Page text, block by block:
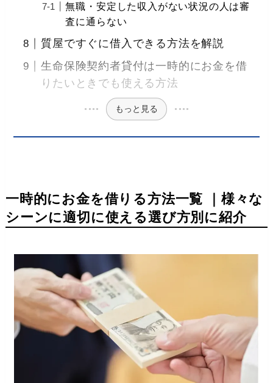
無職・安定した収入がない状況の人は審
査に通らない
質屋ですぐに借入できる方法を解説
生命保険契約者貸付は一時的にお金を借
りたいときでも使える方法
もっと見る
一時的にお金を借りる方法一覧 ｜様々な
シーンに適切に使える選び方別に紹介